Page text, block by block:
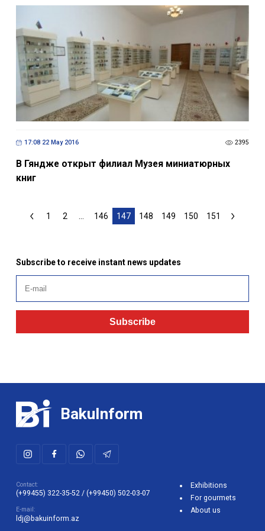
17:08 22 May 2016 2395
В Гяндже открыт филиал Музея миниатюрных
книг
1 2 ... 146 147 148 149 150 151
Subscribe to receive instant news updates
Subscribe
BakuInform
Contact:
(+99455) 322-35-52/ (+99450) 502-03-07
E-mail:
ldj@bakuinform.az
Exhibitions
For gourmets
About us